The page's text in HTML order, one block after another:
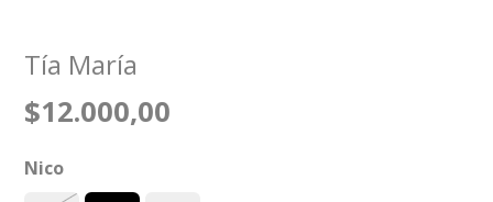
Tía María
$12.000,00
Nico